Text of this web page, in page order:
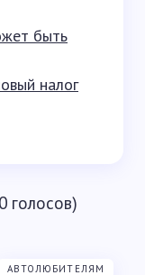
быть
налог
голосов)
АВТОЛЮБИТЕЛЯМ